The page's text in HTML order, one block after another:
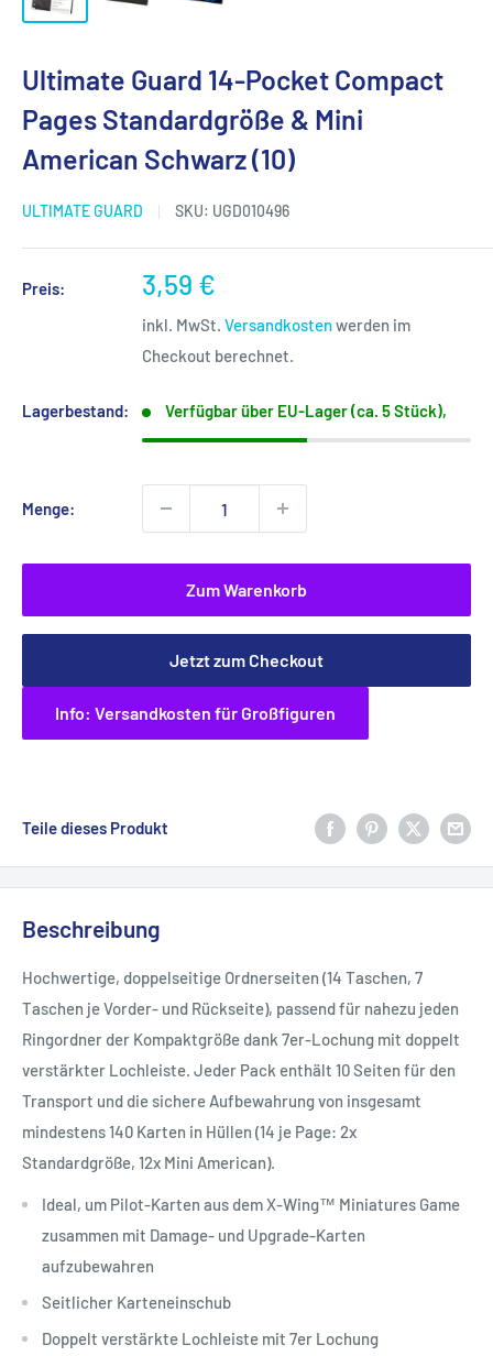
Ultimate Guard 14-Pocket Compact
Pages Standardgröße & Mini
American Schwarz (10)
ULTIMATE GUARD SKU: UGD010496
Preis: Sonderpreis
3,59 €
inkl. MwSt. Versandkostenwerden im
Checkout berechnet.
Lagerbestand: Verfügbar über EU-Lager (ca. 5 Stück),
Menge:
Zum Warenkorb
Jetzt zum Checkout
Info: Versandkosten für Großfiguren
Teile dieses Produkt
Beschreibung
Hochwertige, doppelseitige Ordnerseiten (14 Taschen, 7
Taschen je Vorder- und Rückseite), passend für nahezu jeden
Ringordner der Kompaktgröße dank 7er-Lochung mit doppelt
verstärkter Lochleiste. Jeder Pack enthält 10 Seiten für den
Transport und die sichere Aufbewahrung von insgesamt
mindestens 140 Karten in Hüllen (14 je Page: 2x
Standardgröße, 12x Mini American).
Ideal, um Pilot-Karten aus dem X-Wing™ Miniatures Game
zusammen mit Damage- und Upgrade-Karten
aufzubewahren
Seitlicher Karteneinschub
Doppelt verstärkte Lochleiste mit 7er Lochung